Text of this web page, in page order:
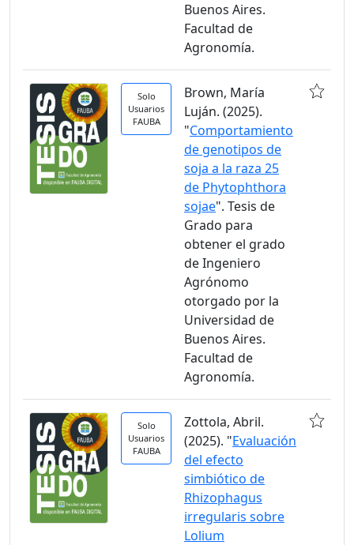
Buenos Aires.
Facultad de
Agronomía.
Solo
Usuarios
FAUBA
Brown, María
Luján. (2025).
"Comportamiento
de genotipos de
soja a la raza 25
de Phytophthora
sojae". Tesis de
Grado para
obtener el grado
de Ingeniero
Agrónomo
otorgado por la
Universidad de
Buenos Aires.
Facultad de
Agronomía.
Solo
Usuarios
FAUBA
Zottola, Abril.
(2025). "Evaluación
del efecto
simbiótico de
Rhizophagus
irregularis sobre
Lolium